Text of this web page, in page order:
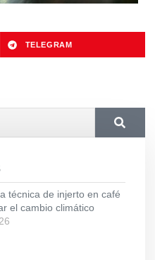
TELEGRAM
técnica de injerto en café
el cambio climático